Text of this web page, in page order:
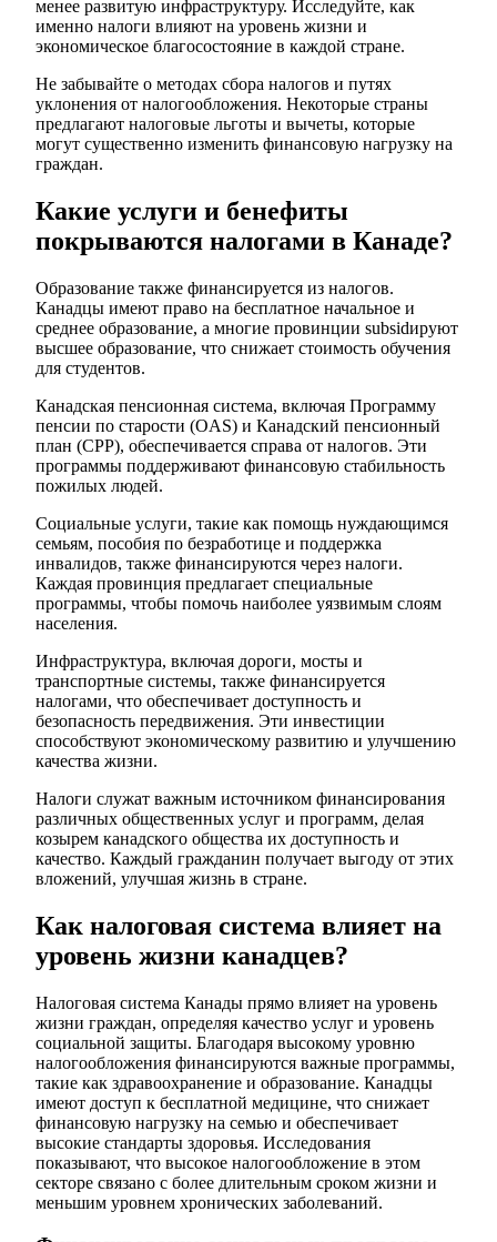
менее развитую инфраструктуру. Исследуйте, как
именно налоги влияют на уровень жизни и
экономическое благосостояние в каждой стране.
Не забывайте о методах сбора налогов и путях
уклонения от налогообложения. Некоторые страны
предлагают налоговые льготы и вычеты, которые
могут существенно изменить финансовую нагрузку на
граждан.
Какие услуги и бенефиты
покрываются налогами в Канаде?
Образование также финансируется из налогов.
Канадцы имеют право на бесплатное начальное и
среднее образование, а многие провинции subsidируют
высшее образование, что снижает стоимость обучения
для студентов.
Канадская пенсионная система, включая Программу
пенсии по старости (OAS) и Канадский пенсионный
план (CPP), обеспечивается справа от налогов. Эти
программы поддерживают финансовую стабильность
пожилых людей.
Социальные услуги, такие как помощь нуждающимся
семьям, пособия по безработице и поддержка
инвалидов, также финансируются через налоги.
Каждая провинция предлагает специальные
программы, чтобы помочь наиболее уязвимым слоям
населения.
Инфраструктура, включая дороги, мосты и
транспортные системы, также финансируется
налогами, что обеспечивает доступность и
безопасность передвижения. Эти инвестиции
способствуют экономическому развитию и улучшению
качества жизни.
Налоги служат важным источником финансирования
различных общественных услуг и программ, делая
козырем канадского общества их доступность и
качество. Каждый гражданин получает выгоду от этих
вложений, улучшая жизнь в стране.
Как налоговая система влияет на
уровень жизни канадцев?
Налоговая система Канады прямо влияет на уровень
жизни граждан, определяя качество услуг и уровень
социальной защиты. Благодаря высокому уровню
налогообложения финансируются важные программы,
такие как здравоохранение и образование. Канадцы
имеют доступ к бесплатной медицине, что снижает
финансовую нагрузку на семью и обеспечивает
высокие стандарты здоровья. Исследования
показывают, что высокое налогообложение в этом
секторе связано с более длительным сроком жизни и
меньшим уровнем хронических заболеваний.